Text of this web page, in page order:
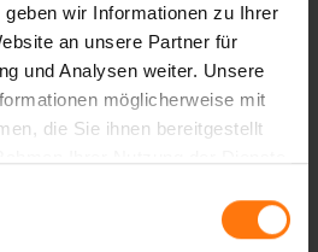
wir Informationen zu Ihrer
an unsere Partner für
und Analysen weiter. Unsere
möglicherweise mit
die Sie ihnen bereitgestellt